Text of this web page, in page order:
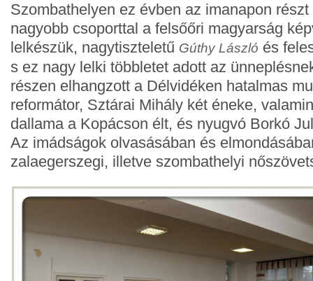
Szombathelyen ez évben az imanapon
nagyobb csoporttal a felsőőri magyarság
lelkészük, nagytiszteletű Gúthy László és
s ez nagy lelki többletet adott az
részen elhangzott a Délvidéken hatalmas
reformátor, Sztárai Mihály két éneke,
dallama a Kopácson élt, és nyugvó Borkó
Az imádságok olvasásában és
zalaegerszegi, illetve szombathelyi